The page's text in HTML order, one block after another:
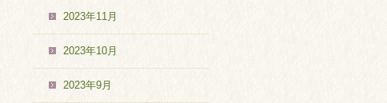
2023年11月
2023年10月
2023年9月